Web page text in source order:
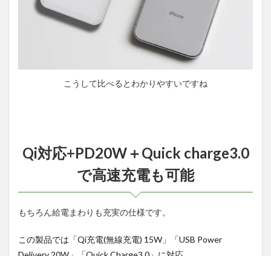
こうして比べるとわかりやすいですね
Qi対応+PD20W＋Quick charge3.0
で高速充電も可能
もちろん給電まわりも充実の仕様です。
この製品では「Qi充電(無線充電) 15W」「USB Power